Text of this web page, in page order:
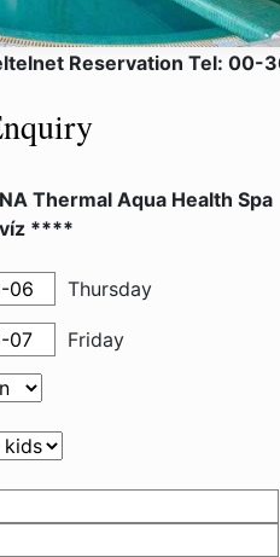
Reservation Tel: 00-
Thermal Aqua Health Spa
****
Thursday
Friday